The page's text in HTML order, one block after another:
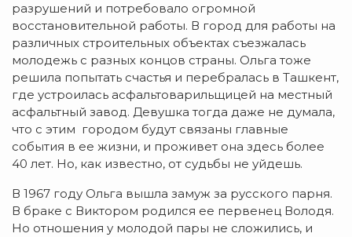
разрушений и потребовало огромной
восстановительной работы. В город для работы на
различных строительных объектах съезжалась
молодежь с разных концов страны. Ольга тоже
решила попытать счастья и перебралась в Ташкент,
где устроилась асфальтоварильщицей на местный
асфальтный завод. Девушка тогда даже не думала,
что с этим городом будут связаны главные
события в ее жизни, и проживет она здесь более
40 лет. Но, как известно, от судьбы не уйдешь.
В 1967 году Ольга вышла замуж за русского парня.
В браке с Виктором родился ее первенец Володя.
Но отношения у молодой пары не сложились, и